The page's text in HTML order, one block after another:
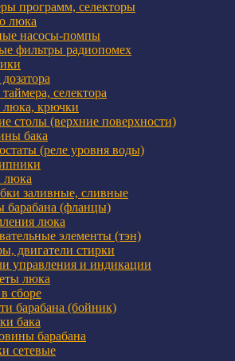
программ, селекторы
люка
насосы-помпы
фильтры радиопомех
селектора
люка, крючки
столы (верхние поверхности)
бака
(реле уровня воды)
люка
заливные, сливные
барабана (фланцы)
люка
элементы (тэн)
двигатели стирки
управления и индикации
люка
сборе
барабана (бойник)
бака
барабана
сетевые